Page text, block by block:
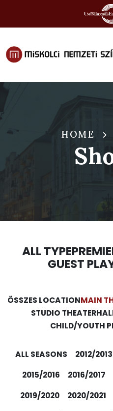
HOME
ALL TYPE
GUEST
ÖSSZES LOCATIONMAIN
STUDIO THEATER
CHILD/YOUTH
ALL SEASONS 2012/2013
2015/2016
2016/2017
2019/2020
2020/2021